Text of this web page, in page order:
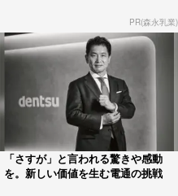
PR(森永乳業)
「さすが」と言われる驚きや感動
を。新しい価値を生む電通の挑戦